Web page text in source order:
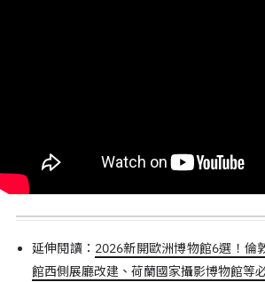
延伸閱讀： 2026新開歐洲博物館6選！倫
館西側展廳改建、荷蘭國家攝影博物館等